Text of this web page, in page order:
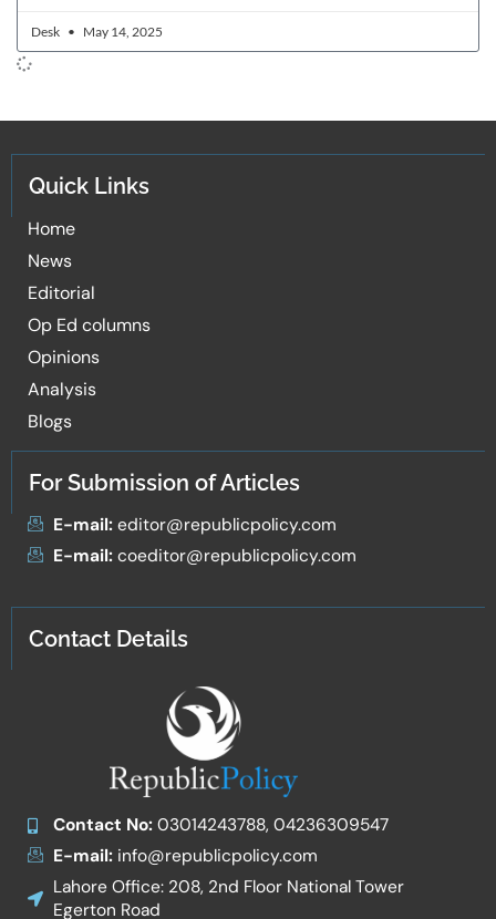
Desk May 14, 2025
Quick Links
Home
News
Editorial
Op Ed columns
Opinions
Analysis
Blogs
For Submission of Articles
E-mail:editor@republicpolicy.com
E-mail:coeditor@republicpolicy.com
Contact Details
Contact No:03014243788, 04236309547
E-mail:info@republicpolicy.com
Lahore Office: 208, 2nd Floor National Tower
Egerton Road